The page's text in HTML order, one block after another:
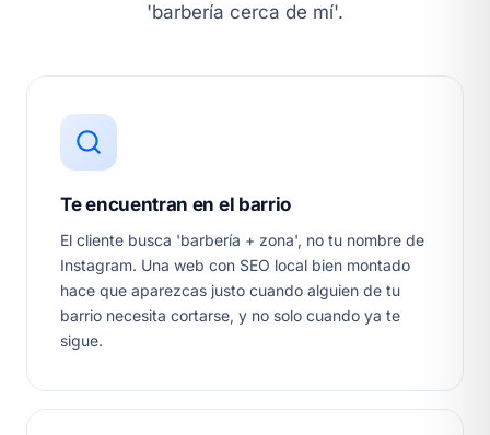
'barbería cerca de mí'.
Te encuentran en el barrio
El cliente busca 'barbería + zona', no tu nombre de
Instagram. Una web con SEO local bien montado
hace que aparezcas justo cuando alguien de tu
barrio necesita cortarse, y no solo cuando ya te
sigue.